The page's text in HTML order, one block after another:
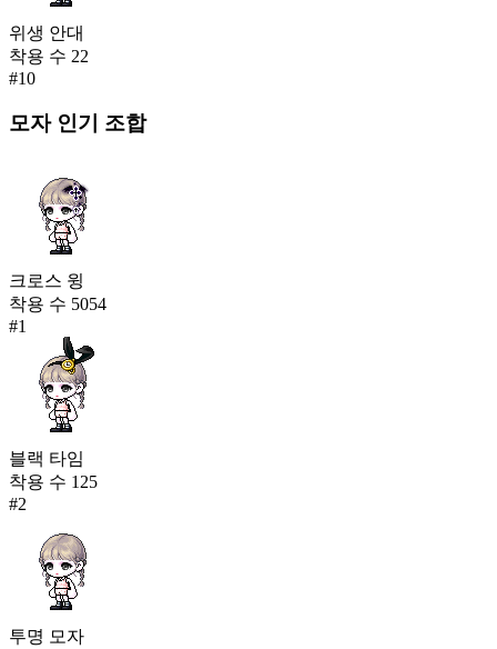
위생 안대
착용 수 22
#10
모자인기 조합
크로스 윙
착용 수 5054
#1
블랙 타임
착용 수 125
#2
투명 모자